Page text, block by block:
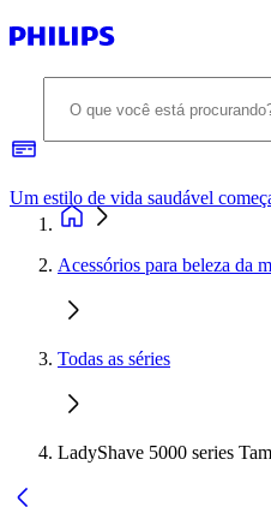
Acessórios para beleza da
Todas as séries
LadyShave 5000 series